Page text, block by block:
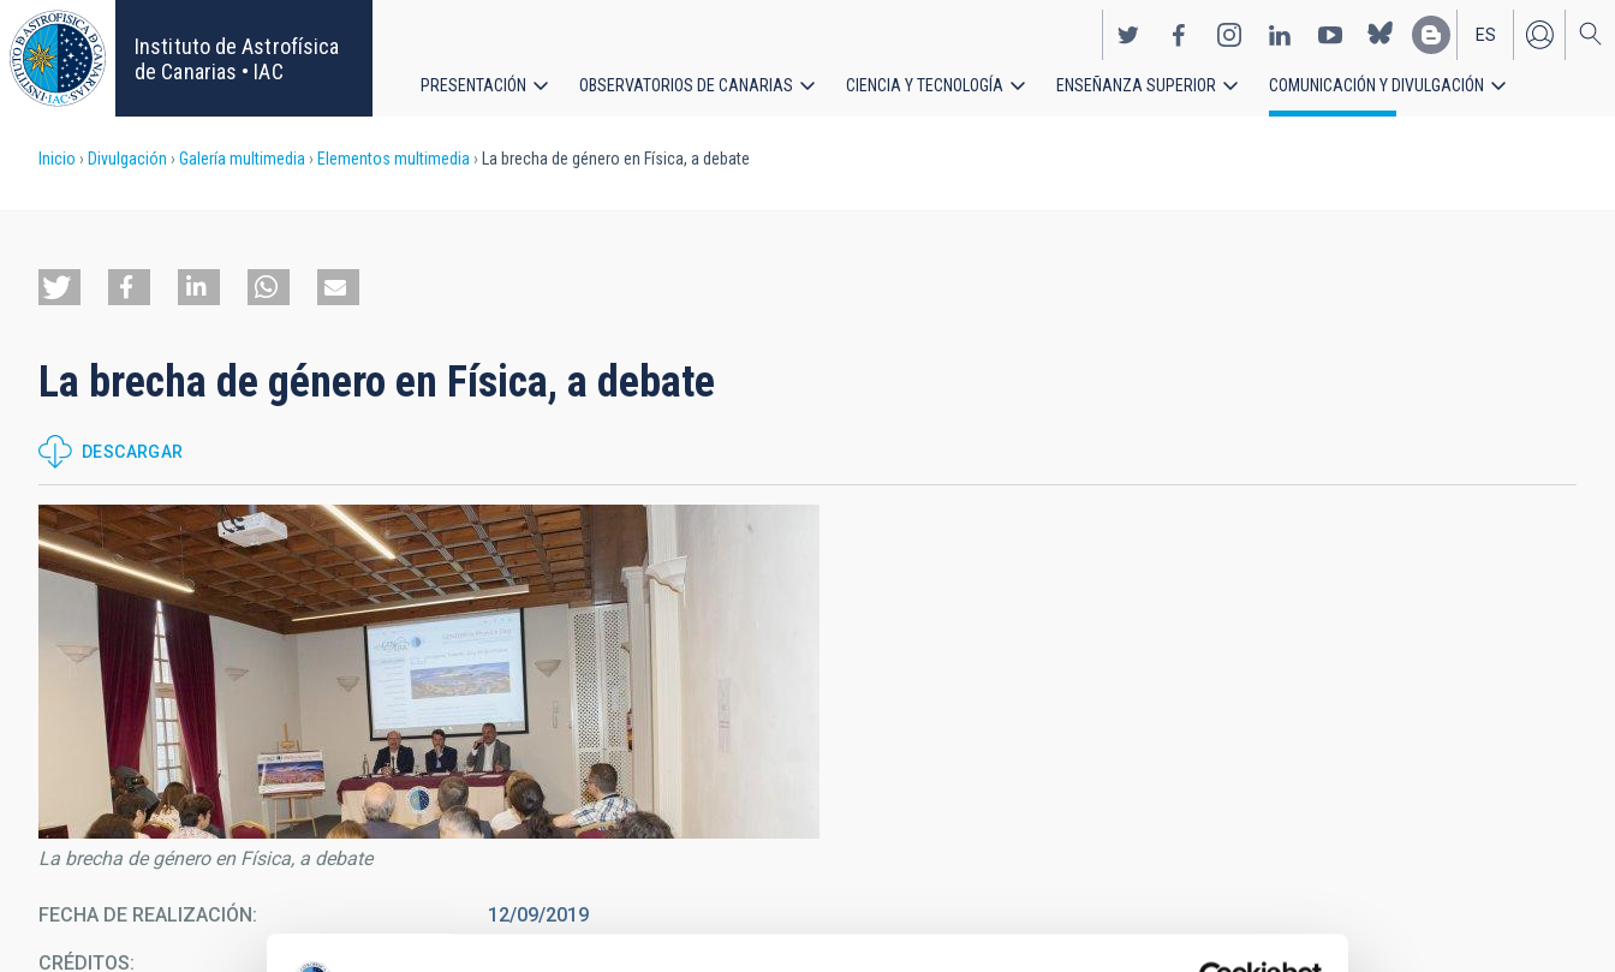
Pasar
al
contenido
principal
Instituto de Astrofísica
de Canarias • IAC
EN
ES
PRESENTACIÓN OBSERVATORIOS DE CANARIAS CIENCIA Y TECNOLOGÍA ENSEÑANZA SUPERIOR COMUNICACIÓN Y DIVULGACIÓN
Sobrescribir
de
a
la
navegación
Inicio Divulgación Galería multimedia Elementos multimedia La brecha de género en Física, a debate
La brecha de género en Física, a debate
DESCARGAR
La brecha de género en Física, a debate
FECHA DE REALIZACIÓN 12/09/2019
CRÉDITOS